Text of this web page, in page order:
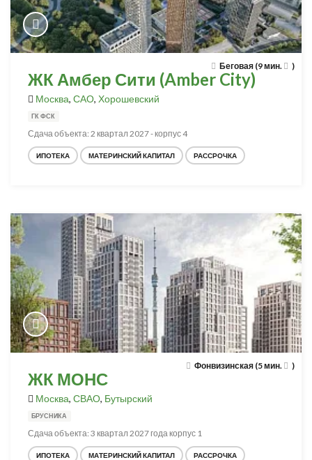
Беговая (9 мин. )
ЖК Амбер Сити (Amber City)
Москва, САО, Хорошевский
ГК ФСК
Сдача объекта: 2 квартал 2027 - корпус 4
ИПОТЕКА МАТЕРИНСКИЙ КАПИТАЛ РАССРОЧКА
Фонвизинская (5 мин. )
ЖК МОНС
Москва, СВАО, Бутырский
БРУСНИКА
Сдача объекта: 3 квартал 2027 года корпус 1
ИПОТЕКА МАТЕРИНСКИЙ КАПИТАЛ РАССРОЧКА